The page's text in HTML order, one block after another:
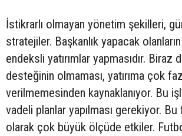
İstikrarlı olmayan yönetim şekilleri,
stratejiler. Başkanlık yapacak olanların
endeksli yatırımlar yapmasıdır. Biraz
desteğinin olmaması, yatırıma çok
verilmemesinden kaynaklanıyor. Bu
vadeli planlar yapılması gerekiyor.
olarak çok büyük ölçüde etkiler.